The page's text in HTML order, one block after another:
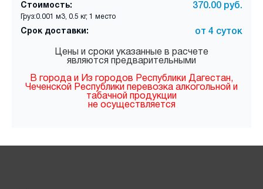
Стоимость: 370.00 руб.
Груз:0.001 м3, 0.5 кг, 1 место
Срок доставки: от 4 суток
Цены и сроки указанные в расчете
являются предварительными
В города и Из городов Республики Дагестан,
Чеченской Республики перевозка алкогольной и
табачной продукции
не осуществляется